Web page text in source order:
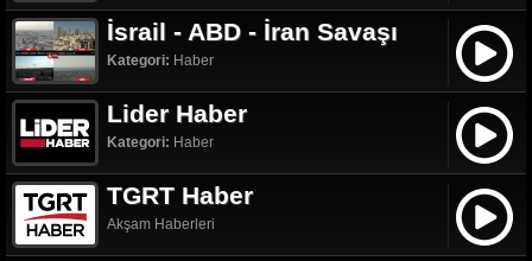
İsrail - ABD - İran Savaşı
Kategori: Haber
Lider Haber
Kategori: Haber
TGRT Haber
Akşam Haberleri